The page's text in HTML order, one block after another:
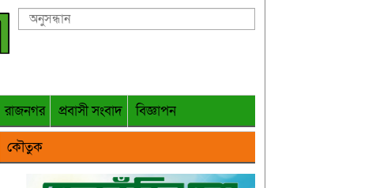
রাজনগর প্রবাসী সংবাদ
বিজ্ঞাপন
কৌতুক